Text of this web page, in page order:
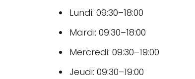
Lundi: 09:30–18:00
Mardi: 09:30–18:00
Mercredi: 09:30–19:00
Jeudi: 09:30–19:00